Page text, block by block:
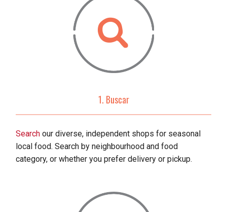
1. Buscar
Search our diverse, independent shops for seasonal
local food. Search by neighbourhood and food
category, or whether you prefer delivery or pickup.